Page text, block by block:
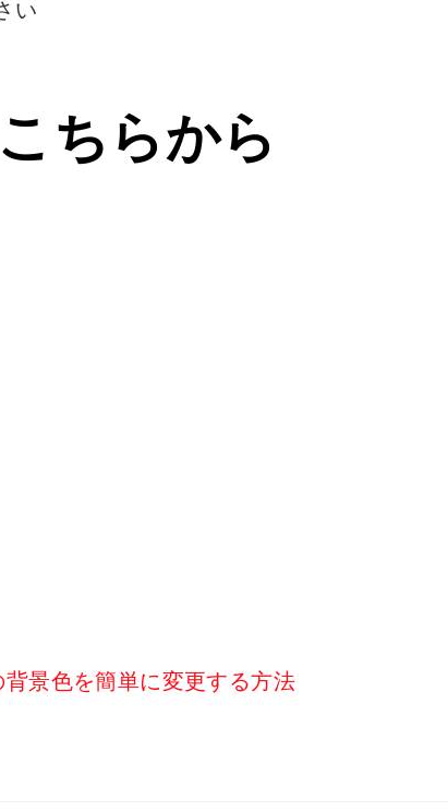
い
ちらから
背景色を簡単に変更する方法